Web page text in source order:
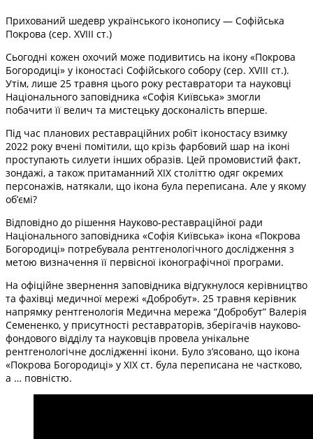
Прихований шедевр українського іконопису — Софійська
Покрова (сер. XVIII ст.)
Сьогодні кожен охочий може подивитись на ікону «Покрова
Богородиці» у іконостасі Софійського собору (сер. XVIII ст.).
Утім, лише 25 травня цього року реставратори та науковці
Національного заповідника «Софія Київська» змогли
побачити її велич та мистецьку досконалість вперше.
Під час планових реставраційних робіт іконостасу взимку
2022 року вчені помітили, що крізь фарбовий шар на іконі
проступають силуети інших образів. Цей промовистий факт,
зондажі, а також притаманний XIX століттю одяг окремих
персонажів, натякали, що ікона була переписана. Але у якому
об’ємі?
Відповідно до рішення Науково-реставраційної ради
Національного заповідника «Софія Київська» ікона «Покрова
Богородиці» потребувала рентгенологічного дослідження з
метою визначення її первісної іконографічної програми.
На офіційне звернення заповідника відгукнулося керівництво
та фахівці медичної мережі «Добробут». 25 травня керівник
напрямку рентгенологія Медична мережа “Добробут” Валерія
Семененко, у присутності реставраторів, зберігачів науково-
фондового відділу та науковців провела унікальне
рентгенологічне дослідженні ікони. Було з’ясовано, що ікона
«Покрова Богородиці» у XIX ст. була переписана не частково,
а … повністю.